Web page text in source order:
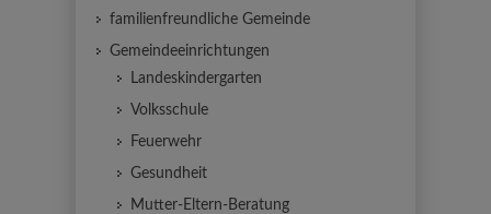
familienfreundliche Gemeinde
Gemeindeeinrichtungen
Landeskindergarten
Volksschule
Feuerwehr
Gesundheit
Mutter-Eltern-Beratung